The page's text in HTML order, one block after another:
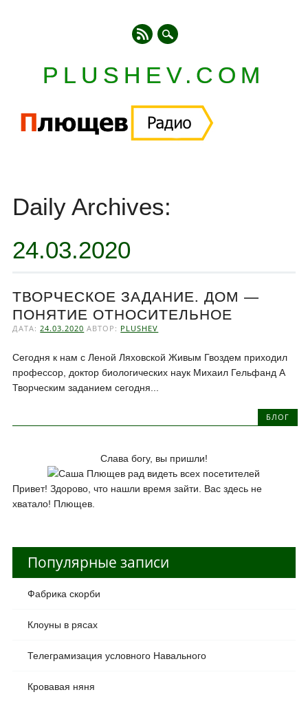
PLUSHEV.COM
content
Daily Archives:
24.03.2020
ТВОРЧЕСКОЕ ЗАДАНИЕ. ДОМ —
ПОНЯТИЕ ОТНОСИТЕЛЬНОЕ
ДАТА:24.03.2020 АВТОР: PLUSHEV
Сегодня к нам с Леной Ляховской Живым Гвоздем приходил
профессор, доктор биологических наук Михаил Гельфанд А
Творческим заданием сегодня...
БЛОГ
Слава богу, вы пришли!
Привет! Здорово, что нашли время зайти. Вас здесь не
хватало! Плющев.
Популярные записи
Фабрика скорби
Клоуны в рясах
Телеграмизация условного Навального
Кровавая няня